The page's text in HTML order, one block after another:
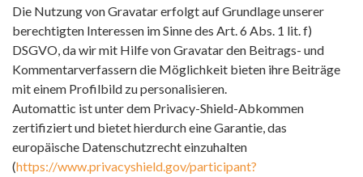
Die Nutzung von Gravatar erfolgt auf Grundlage unserer
berechtigten Interessen im Sinne des Art. 6 Abs. 1 lit. f)
DSGVO, da wir mit Hilfe von Gravatar den Beitrags- und
Kommentarverfassern die Möglichkeit bieten ihre Beiträge
mit einem Profilbild zu personalisieren.
Automattic ist unter dem Privacy-Shield-Abkommen
zertifiziert und bietet hierdurch eine Garantie, das
europäische Datenschutzrecht einzuhalten
(https://www.privacyshield.gov/participant?